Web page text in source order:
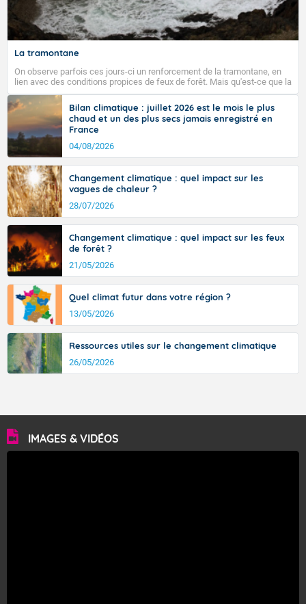
Fermer
La tramontane
On observe parfois ces jours-ci un renforcement de la tramontane, en
lien avec des conditions propices de feux de forêt. Mais qu'est-ce que la
tramontane ? Quelles sont ses caractéristiques ? La tramontane est un
vent turbulent soufflant de secteur nord-ouest à nord, ou ouest à nord-
ouest, dans un secteur qui part du Roussillon à la vallée de l’Aude et à
l’ouest de l’Hérault. L’étymologie de ce vent vient du latin trasmontanus,
signifiant au-delà des monts, en allusion aux régions montagneuses
d’où provient ce vent.
Bilan climatique : juillet 2026 est le mois le plus
chaud et un des plus secs jamais enregistré en
France
04/08/2026
Changement climatique : quel impact sur les
vagues de chaleur ?
28/07/2026
Changement climatique : quel impact sur les feux
de forêt ?
21/05/2026
Quel climat futur dans votre région ?
13/05/2026
Ressources utiles sur le changement climatique
26/05/2026
IMAGES & VIDÉOS